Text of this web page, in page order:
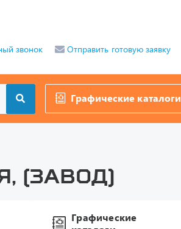
звонок Отправить готовую заявку
Графические каталоги
(завод)
Графические